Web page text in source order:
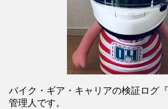
バイク・ギア・キャリアの検証ログ
管理人です。